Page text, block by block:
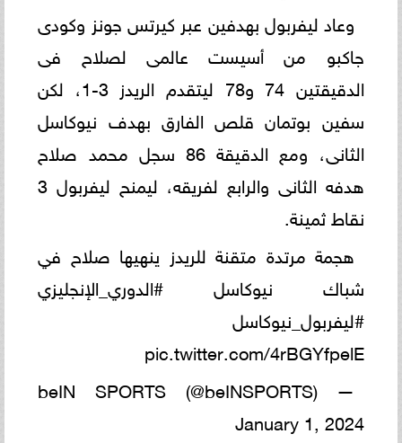
وعاد ليفربول بهدفين عبر كيرتس جونز وكودى
جاكبو من أسيست عالمى لصلاح فى
الدقيقتين 74 و78 ليتقدم الريدز 3-1، لكن
سفين بوتمان قلص الفارق بهدف نيوكاسل
الثانى، ومع الدقيقة 86 سجل محمد صلاح
هدفه الثانى والرابع لفريقه، ليمنح ليفربول 3
نقاط ثمينة.
هجمة مرتدة متقنة للريدز ينهيها صلاح في
شباك نيوكاسل #الدوري_الإنجليزي
#ليفربول_نيوكاسل
pic.twitter.com/4rBGYfpelE
— beIN SPORTS (@beINSPORTS)
January 1, 2024